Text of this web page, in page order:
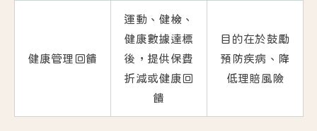
健康管理回饋
運動、健檢、
健康數據達標
後，提供保費
折減或健康回
饋
目的在於鼓勵
預防疾病、降
低理賠風險